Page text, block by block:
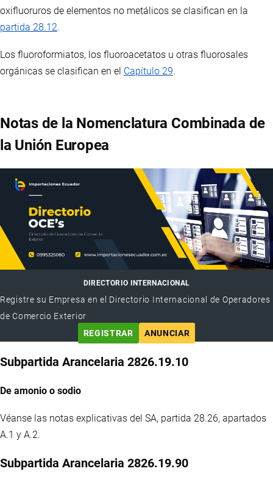
oxifluoruros de elementos no metálicos se clasifican en la
partida 28.12.
Los fluoroformiatos, los fluoroacetatos u otras fluorosales
orgánicas se clasifican en el Capítulo 29.
Notas de la Nomenclatura Combinada de
la Unión Europea
DIRECTORIO INTERNACIONAL
Registre su Empresa en el Directorio Internacional de Operadores
de Comercio Exterior
REGISTRAR
ANUNCIAR
Subpartida Arancelaria 2826.19.10
De amonio o sodio
Véanse las notas explicativas del SA, partida 28.26, apartados
A.1 y A.2.
Subpartida Arancelaria 2826.19.90